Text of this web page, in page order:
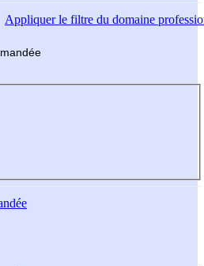
Appliquerle filtre du domaine